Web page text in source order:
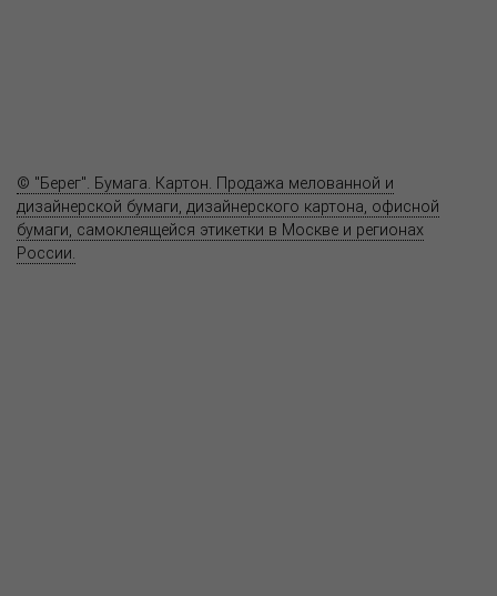
© "Берег". Бумага. Картон. Продажа мелованной и
дизайнерской бумаги, дизайнерского картона, офисной
бумаги, самоклеящейся этикетки в Москве и регионах
России.